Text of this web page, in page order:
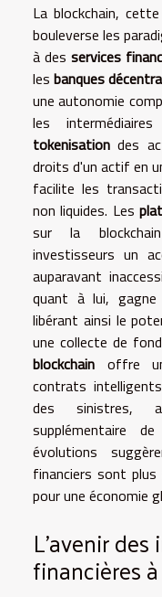
La blockchain,
bouleverse les
à des services
lesbanques
une autonomie
les
tokenisation des
droits d'un actif en
facilite les
non liquides. Les
sur la
investisseurs un
auparavant
quant à lui,
libérant ainsi le
une collecte de
blockchain offre
contrats
des sinistres,
supplémentaire
évolutions
financiers sont
pour une économie
L'avenir
financières